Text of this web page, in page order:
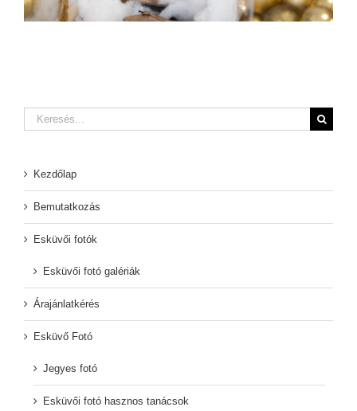
Keresés...
Kezdőlap
Bemutatkozás
Esküvői fotók
Esküvői fotó galériák
Árajánlatkérés
Esküvő Fotó
Jegyes fotó
Esküvői fotó hasznos tanácsok